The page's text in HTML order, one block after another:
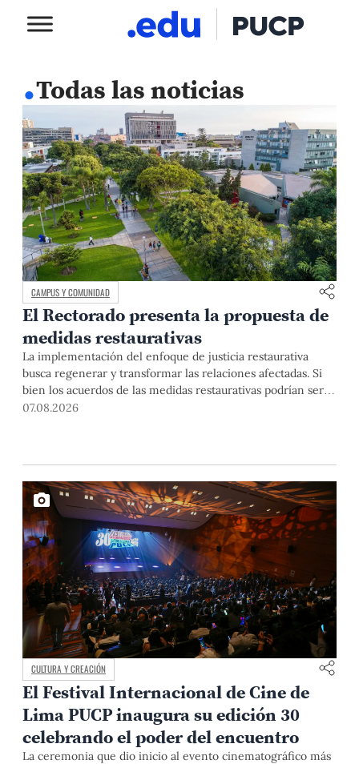
.Todas las noticias
CAMPUS Y COMUNIDAD
El Rectorado presenta la propuesta de
medidas restaurativas
La implementación del enfoque de justicia restaurativa
busca regenerar y transformar las relaciones afectadas. Si
bien los acuerdos de las medidas restaurativas podrían ser
considerados por las instancias disciplinarias, este proceso
07.08.2026
CULTURA Y CREACIÓN
El Festival Internacional de Cine de
Lima PUCP inaugura su edición 30
celebrando el poder del encuentro
La ceremonia que dio inicio al evento cinematográfico más